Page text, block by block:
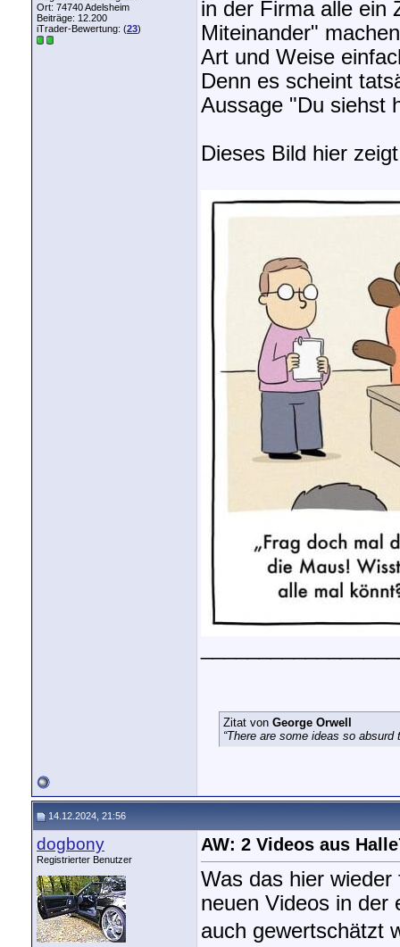
Ort: 74740 Adelsheim
Beiträge: 12.200
iTrader-Bewertung: (23)
in der Firma alle ein
Miteinander"
Art und Weise
Denn es scheint
Aussage "Du siehst
Dieses Bild hier
Zitat von George Orwell
“There are some ideas so
14.12.2024, 21:56
dogbony
Registrierter Benutzer
AW: 2 Videos aus
Was das hier
neuen Videos in der
auch gewertschätzt